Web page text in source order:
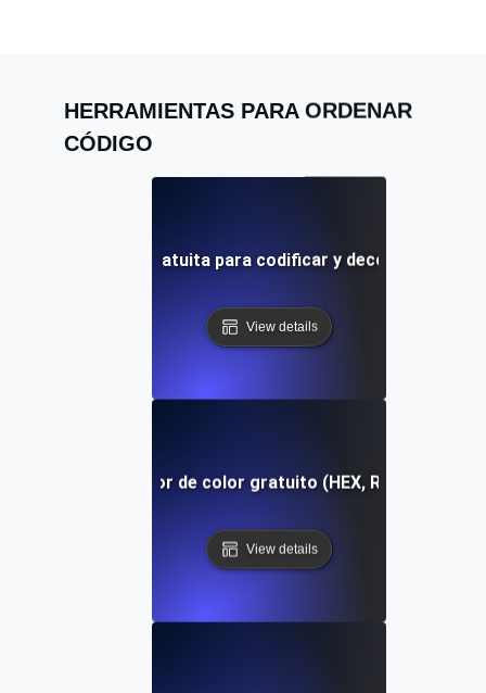
HERRAMIENTAS PARA ORDENAR
CÓDIGO
Herramienta gratuita para codificar y decodificar
View details
Conversor de color gratuito (HEX, RGB, HSL)
View details